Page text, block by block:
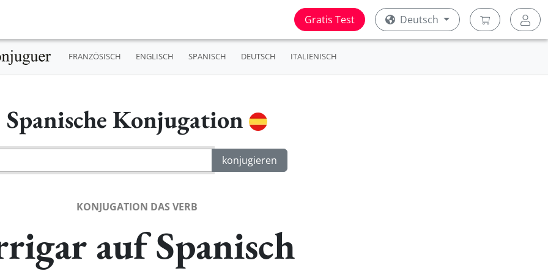
Gratis Test Deutsch
FRANZÖSISCH ENGLISCH SPANISCH DEUTSCH ITALIENISCH
Spanische Konjugation
KONJUGATION DAS VERB
auf Spanisch